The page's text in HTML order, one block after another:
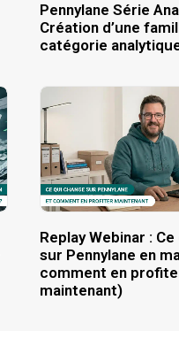
Pennylane Série
Création d’une
catégorie
Replay Webinar :
sur Pennylane en
comment en
maintenant)